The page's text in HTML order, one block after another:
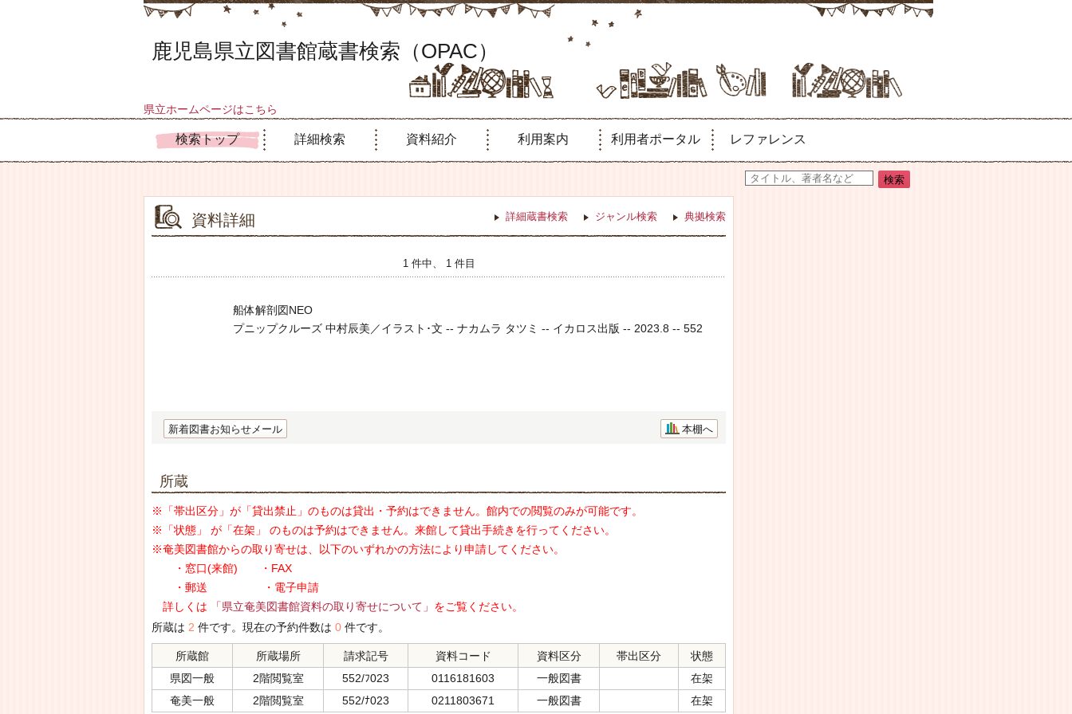
鹿児島県立図書館蔵書検索（OPAC）
県立ホームページはこちら
検索トップ 詳細検索 資料紹介 利用案内 利用者ポータル レファレンス
資料詳細 詳細蔵書検索 ジャンル検索 典拠検索
1 件中、 1 件目
船体解剖図NEO
プニップクルーズ 中村辰美／イラスト･文 -- ナカムラ タツミ -- イカロス出版 -- 2023.8 -- 552
新着図書お知らせメール 本棚へ
所蔵
※「帯出区分」が「貸出禁止」のものは貸出・予約はできません。館内での閲覧のみが可能です。
※「状態」 が「在架」 のものは予約はできません。来館して貸出手続きを行ってください。
※奄美図書館からの取り寄せは、以下のいずれかの方法により申請してください。
・窓口(来館) ・FAX
・郵送 ・電子申請
詳しくは
「県立奄美図書館資料の取り寄せについて」 をご覧ください。
所蔵は 2 件です。現在の予約件数は 0 件です。
所蔵館 所蔵場所 請求記号 資料コード 資料区分 帯出区分
状態
県図一般
2階閲覧室 552/ﾌ023 0116181603 一般図書
在架
奄美一般
2階閲覧室 552/ﾅ023 0211803671 一般図書 在架